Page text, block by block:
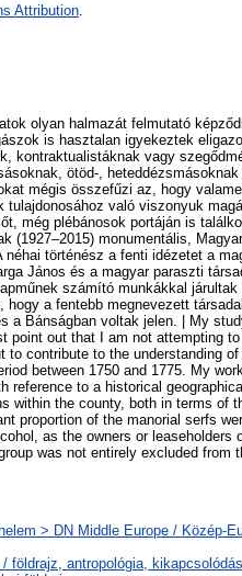
Attribution.
olyan halmazát felmutató
is hasztalan igyekeztek
kontraktualistáknak vagy
ötöd-,
mégis összefűzi az, hogy
való viszonyuk
még plébánosok portáján is
monumentális,
történész a fenti idézetet a
János és a magyar paraszti
számító munkákkal
a fentebb megnevezett
a Bánságban voltak jelen. | My
point out that I am not attempting
contribute to the understanding
between 1750 and 1775. My
reference to a historical
within the county, both in terms of
proportion of the manorial serfs
as the owners or leaseholders
was not entirely excluded from
> DN Middle Europe / Közép-
földrajz, antropológia,